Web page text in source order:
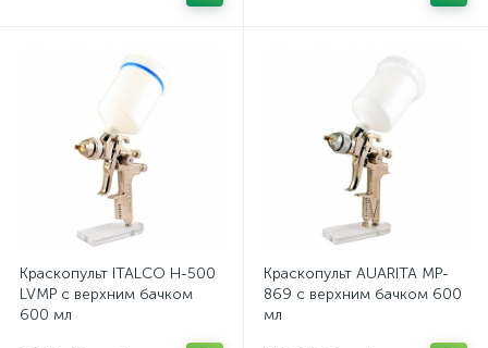
Краскопульт ITALCO H-500
LVMP с верхним бачком
600 мл
Краскопульт AUARITA MP-
869 с верхним бачком 600
мл